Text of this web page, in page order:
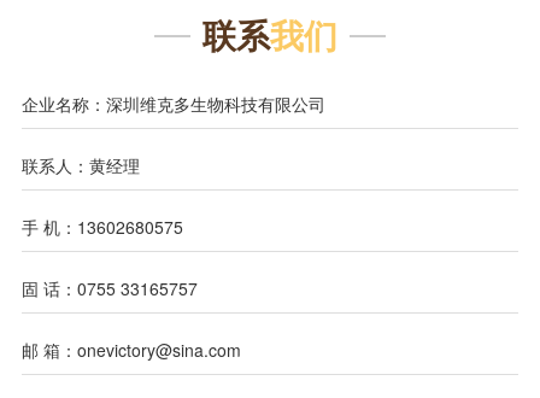
联系我们
企业名称：深圳维克多生物科技有限公司
联系人：黄经理
手 机：13602680575
固 话：0755 33165757
邮 箱：onevictory@sina.com